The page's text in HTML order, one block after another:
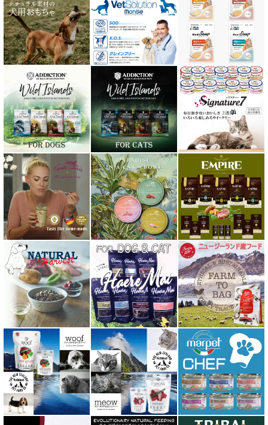
Nanki Japan ナンキジャパン
ニュートライプ NUTRIPE
ｐＨ バランス キャット ウォーター
ネイチャーベット NaturVet
バーキングヘッズ BARKING HEADS
ハーロウブレンド Harlow Blend
バイオトロール・バイオフレッシュ Byotrol
バリアサプリ
Haere Mai ハレマエ
阪急ハロードッグ
プロバイオデンタルPet
ビィ・ナチュラル be-NatuRal
ヒマラヤ ドッグ チーズ チュウ
ファープラスト 歯みがきガム
フィッシュ4 ペットフード正規品
フィールドエイト